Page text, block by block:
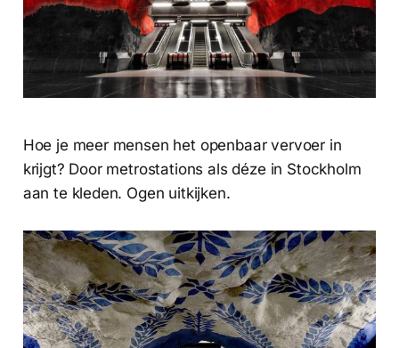
Hoe je meer mensen het openbaar vervoer in
krijgt? Door metrostations als déze in Stockholm
aan te kleden. Ogen uitkijken.